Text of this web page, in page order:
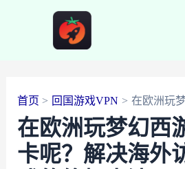
首页 回国游戏VPN 在欧洲玩
在欧洲玩梦幻西
卡呢？解决海外